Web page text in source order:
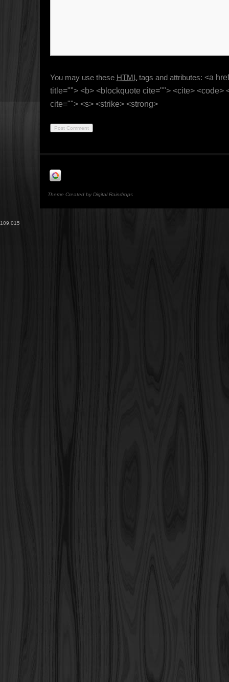
You may use these HTML tags and attributes: <a
title=""> <b> <blockquote cite=""> <cite> <code>
cite=""> <s> <strike> <strong>
Theme Created by Digital Raindrops
109,015